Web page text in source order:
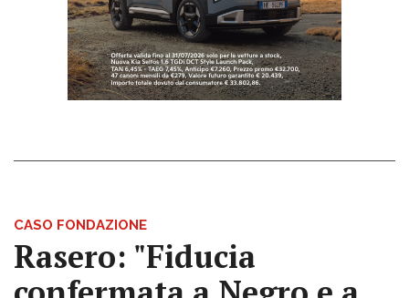
CASO FONDAZIONE
Rasero: "Fiducia